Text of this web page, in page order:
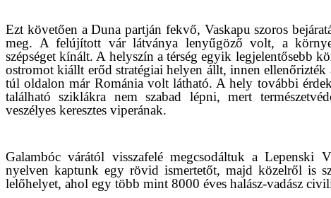
Ezt követően a Duna partján fekvő, Vaskapu szoros
meg. A felújított vár látványa lenyűgöző volt, a
szépséget kínált. A helyszín a térség egyik legjelentősebb
ostromot kiállt erőd stratégiai helyen állt, innen ellenőrizték
túl oldalon már Románia volt látható. A hely további
található sziklákra nem szabad lépni, mert
veszélyes keresztes viperának.
Galambóc várától visszafelé megcsodáltuk a Lepenski
nyelven kaptunk egy rövid ismertetőt, majd közelről is
lelőhelyet, ahol egy több mint 8000 éves halász-vadász